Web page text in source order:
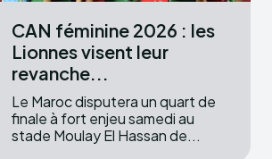
CAN féminine 2026 : les
Lionnes visent leur
revanche...
Le Maroc disputera un quart de
finale à fort enjeu samedi au
stade Moulay El Hassan de...